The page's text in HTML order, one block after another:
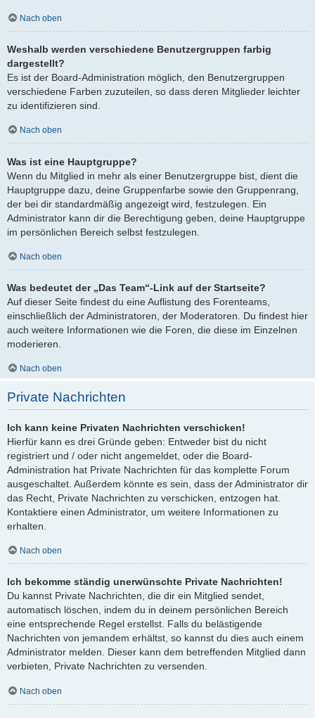
Nach oben
Weshalb werden verschiedene Benutzergruppen farbig
dargestellt?
Es ist der Board-Administration möglich, den Benutzergruppen
verschiedene Farben zuzuteilen, so dass deren Mitglieder leichter
zu identifizieren sind.
Nach oben
Was ist eine Hauptgruppe?
Wenn du Mitglied in mehr als einer Benutzergruppe bist, dient die
Hauptgruppe dazu, deine Gruppenfarbe sowie den Gruppenrang,
der bei dir standardmäßig angezeigt wird, festzulegen. Ein
Administrator kann dir die Berechtigung geben, deine Hauptgruppe
im persönlichen Bereich selbst festzulegen.
Nach oben
Was bedeutet der „Das Team“-Link auf der Startseite?
Auf dieser Seite findest du eine Auflistung des Forenteams,
einschließlich der Administratoren, der Moderatoren. Du findest hier
auch weitere Informationen wie die Foren, die diese im Einzelnen
moderieren.
Nach oben
Private Nachrichten
Ich kann keine Privaten Nachrichten verschicken!
Hierfür kann es drei Gründe geben: Entweder bist du nicht
registriert und / oder nicht angemeldet, oder die Board-
Administration hat Private Nachrichten für das komplette Forum
ausgeschaltet. Außerdem könnte es sein, dass der Administrator dir
das Recht, Private Nachrichten zu verschicken, entzogen hat.
Kontaktiere einen Administrator, um weitere Informationen zu
erhalten.
Nach oben
Ich bekomme ständig unerwünschte Private Nachrichten!
Du kannst Private Nachrichten, die dir ein Mitglied sendet,
automatisch löschen, indem du in deinem persönlichen Bereich
eine entsprechende Regel erstellst. Falls du belästigende
Nachrichten von jemandem erhältst, so kannst du dies auch einem
Administrator melden. Dieser kann dem betreffenden Mitglied dann
verbieten, Private Nachrichten zu versenden.
Nach oben